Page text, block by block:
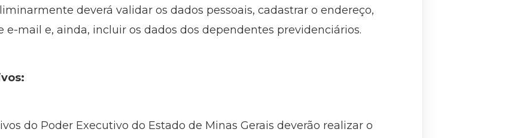
deverá validar os dados pessoais, cadastrar o endereço,
mail e, ainda, incluir os dados dos dependentes previdenciários.
do Poder Executivo do Estado de Minas Gerais deverão realizar o